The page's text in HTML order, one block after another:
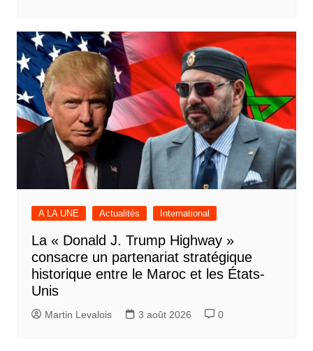
A LA UNE Actualités International
La « Donald J. Trump Highway »
consacre un partenariat stratégique
historique entre le Maroc et les États-
Unis
Martin Levalois 3 août 2026 0